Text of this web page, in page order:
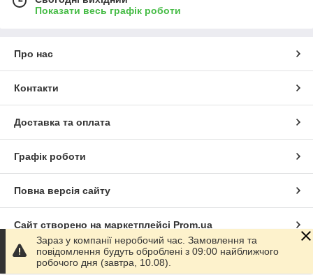
Показати весь графік роботи
Про нас
Контакти
Доставка та оплата
Графік роботи
Повна версія сайту
Сайт створено на маркетплейсі Prom.ua
Політика конфіденційності
Зараз у компанії неробочий час. Замовлення та
повідомлення будуть оброблені з 09:00 найближчого
робочого дня (завтра, 10.08).